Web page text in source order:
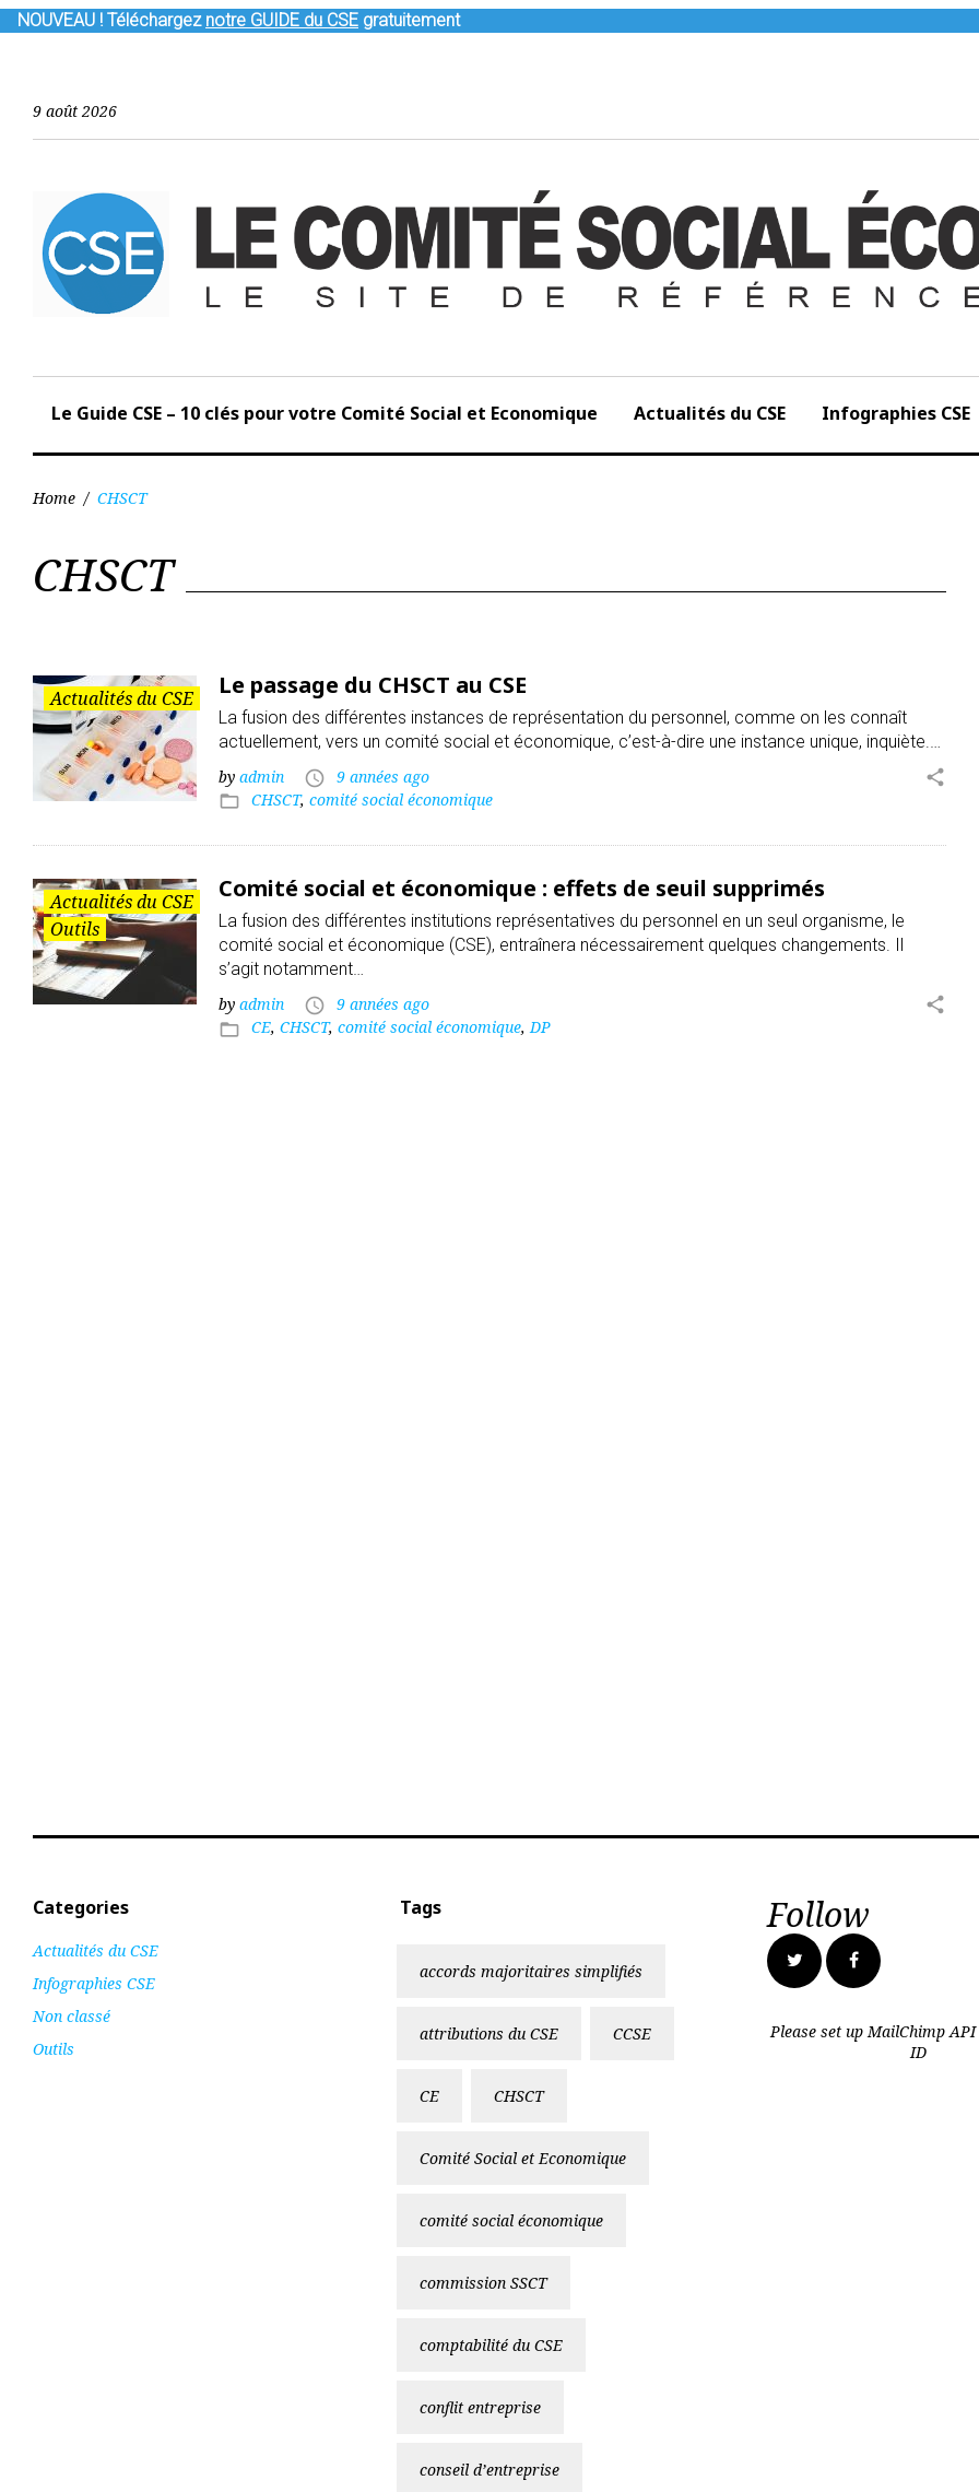
NOUVEAU ! Téléchargez notre GUIDE du CSE gratuitement
9 août 2026
Le Guide CSE – 10 clés pour votre Comité Social et Economique Actualités du CSE Infographies CSE
Home / CHSCT
É
i
q
u
e
t
CHSCT
Actualités du CSE Le passage du CHSCT au CSE
La fusion des différentes instances de représentation du personnel, comme on les connaît
actuellement, vers un comité social et économique, c’est-à-dire une instance unique, inquiète.…
by admin access_time 9 années ago
folder_open CHSCT, comité social économique
share
Actualités du CSE
Outils
Comité social et économique : effets de seuil supprimés
La fusion des différentes institutions représentatives du personnel en un seul organisme, le
comité social et économique (CSE), entraînera nécessairement quelques changements. Il
s’agit notamment…
by admin access_time 9 années ago
folder_open CE, CHSCT, comité social économique,DP
share
Categories
Actualités du CSE
Infographies CSE
Non classé
Outils
Tags
accords majoritaires simplifiés
attributions du CSE CCSE
CE CHSCT
Comité Social et Economique
comité social économique
commission SSCT
comptabilité du CSE
conflit entreprise
conseil d’entreprise
Follow
Please set up MailChimp
ID